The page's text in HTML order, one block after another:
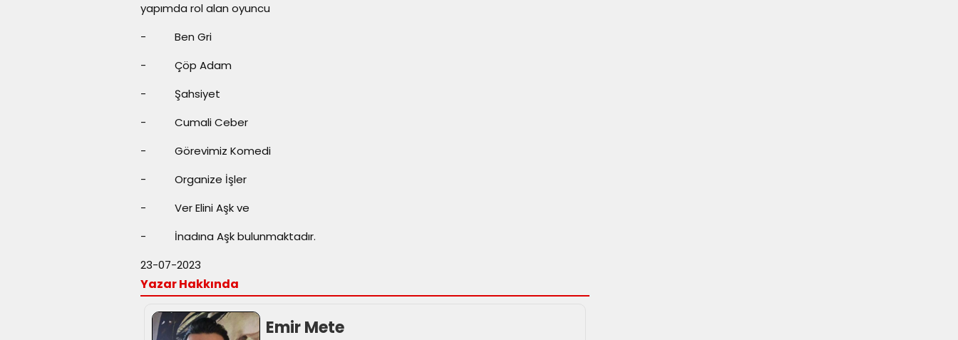
yapımda rol alan oyuncu
- Ben Gri
- Çöp Adam
- Şahsiyet
- Cumali Ceber
- Görevimiz Komedi
- Organize İşler
- Ver Elini Aşk ve
- İnadına Aşk bulunmaktadır.
23-07-2023
Yazar Hakkında
Emir Mete